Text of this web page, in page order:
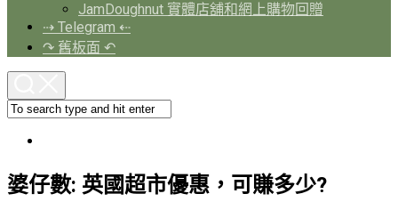
JamDoughnut 實體店舖和網上購物回贈
⇢ Telegram ⇠
↷ 舊板面 ↶
婆仔數: 英國超市優惠，可賺多少?